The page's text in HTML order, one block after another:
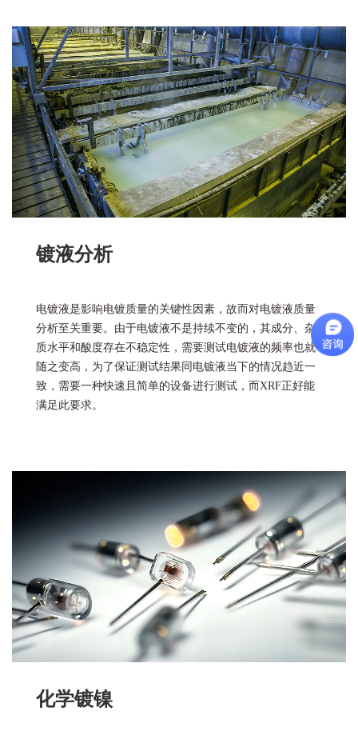
镀液分析
电镀液是影响电镀质量的关键性因素，故而对电镀液质量
分析至关重要。由于电镀液不是持续不变的，其成分、杂
质水平和酸度存在不稳定性，需要测试电镀液的频率也就
随之变高，为了保证测试结果同电镀液当下的情况趋近一
致，需要一种快速且简单的设备进行测试，而XRF正好能
满足此要求。
化学镀镍